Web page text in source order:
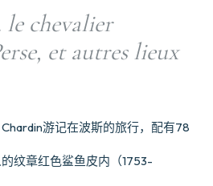
le chevalier
et autres lieux
游记在波斯的旅行，配有78
纹章红色鲨鱼皮内（1753-